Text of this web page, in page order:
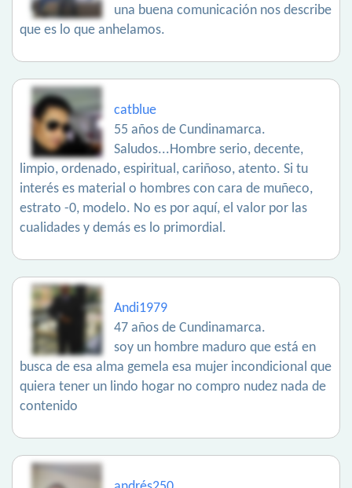
una buena comunicación nos describe
que es lo que anhelamos.
catblue
55 años de Cundinamarca.
Saludos...Hombre serio, decente,
limpio, ordenado, espiritual, cariñoso, atento. Si tu
interés es material o hombres con cara de muñeco,
estrato -0, modelo. No es por aquí, el valor por las
cualidades y demás es lo primordial.
Andi1979
47 años de Cundinamarca.
soy un hombre maduro que está en
busca de esa alma gemela esa mujer incondicional que
quiera tener un lindo hogar no compro nudez nada de
contenido